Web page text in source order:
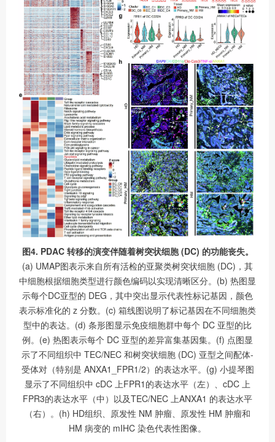
图4. PDAC 转移的演变伴随着树突状细胞 (DC) 的功能丧失。
(a) UMAP图表示来自所有活检的亚聚类树突状细胞 (DC)，其
中细胞根据细胞类型进行颜色编码以实现清晰区分。(b) 热图显
示每个DC亚型的 DEG，其中突出显示代表性标记基因，颜色
表示标准化的 z 分数。(c) 箱线图说明了标记基因在不同细胞类
型中的表达。(d) 条形图显示免疫细胞群中每个 DC 亚型的比
例。(e) 热图表示每个 DC 亚型的差异富集基因集。(f) 点图显
示了不同组织中 TEC/NEC 和树突状细胞 (DC) 亚型之间配体-
受体对（特别是 ANXA1_FPR1/2）的表达水平。(g) 小提琴图
显示了不同组织中 cDC 上FPR1的表达水平（左）、cDC 上
FPR3的表达水平（中）以及TEC/NEC 上ANXA1 的表达水平
（右）。(h) HD组织、原发性 NM 肿瘤、原发性 HM 肿瘤和
HM 病变的 mIHC 染色代表性图像。